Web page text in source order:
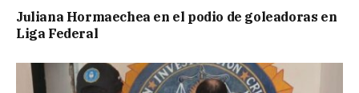
Juliana Hormaechea en el podio de goleadoras en
Liga Federal